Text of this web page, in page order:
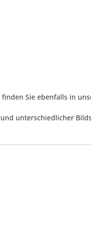
Sie ebenfalls in
unterschiedlicher